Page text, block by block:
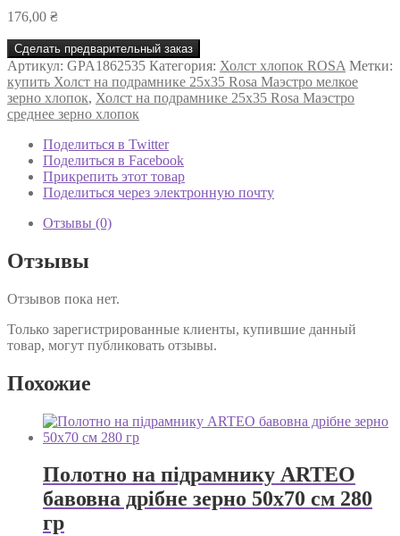
176,00 ₴
Сделать предварительный заказ
Артикул: GPA1862535 Категория: Холст хлопок ROSA Метки:
купить Холст на подрамнике 25х35 Rosa Маэстро мелкое
зерно хлопок, Холст на подрамнике 25х35 Rosa Маэстро
среднее зерно хлопок
Поделиться в Twitter
Поделиться в Facebook
Прикрепить этот товар
Поделиться через электронную почту
Отзывы (0)
Отзывы
Отзывов пока нет.
Только зарегистрированные клиенты, купившие данный
товар, могут публиковать отзывы.
Похожие
Полотно на підрамнику ARTEO
бавовна дрібне зерно 50х70 см 280
гр